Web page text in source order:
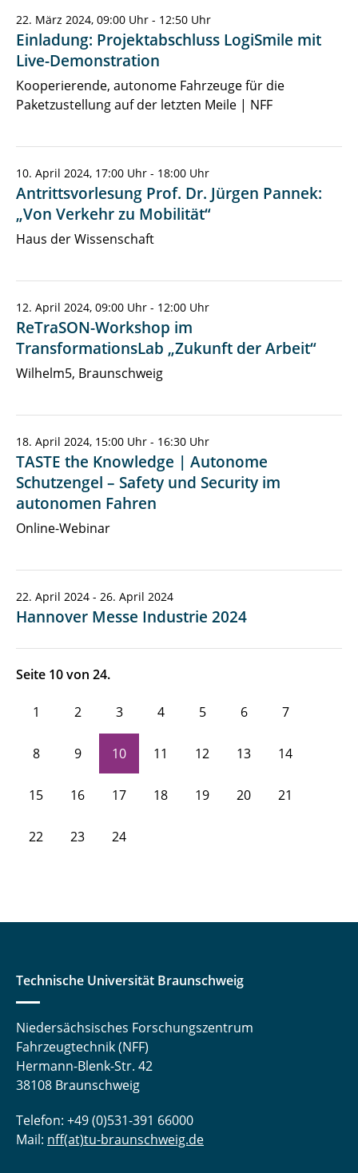
22. März 2024, 09:00 Uhr - 12:50 Uhr
Einladung: Projektabschluss LogiSmile mit
Live-Demonstration
Kooperierende, autonome Fahrzeuge für die
Paketzustellung auf der letzten Meile | NFF
10. April 2024, 17:00 Uhr - 18:00 Uhr
Antrittsvorlesung Prof. Dr. Jürgen Pannek:
„Von Verkehr zu Mobilität“
Haus der Wissenschaft
12. April 2024, 09:00 Uhr - 12:00 Uhr
ReTraSON-Workshop im
TransformationsLab „Zukunft der Arbeit“
Wilhelm5, Braunschweig
18. April 2024, 15:00 Uhr - 16:30 Uhr
TASTE the Knowledge | Autonome
Schutzengel – Safety und Security im
autonomen Fahren
Online-Webinar
22. April 2024 - 26. April 2024
Hannover Messe Industrie 2024
Seite 10 von 24.
1 2 3 4 5 6 7
8 9 10 11 12 13 14
15 16 17 18 19 20 21
22 23 24
Technische Universität Braunschweig
Niedersächsisches Forschungszentrum
Fahrzeugtechnik (NFF)
Hermann-Blenk-Str. 42
38108 Braunschweig
Telefon: +49 (0)531-391 66000
Mail: nff(at)tu-braunschweig.de